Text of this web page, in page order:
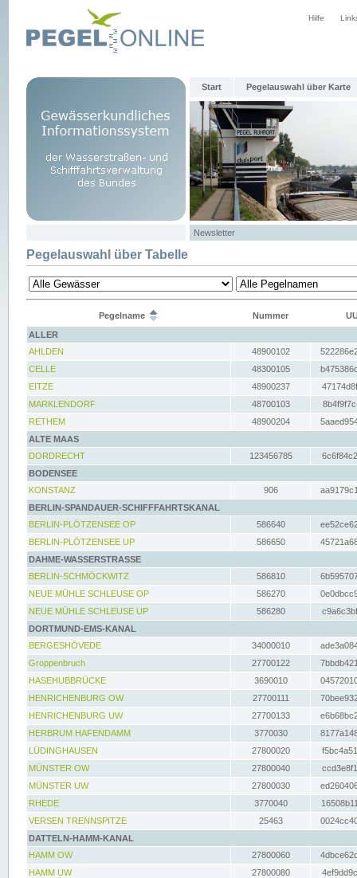
Hilfe
Start Pegelauswahl über Karte
Newsletter
Pegelauswahl über Tabelle
Pegelname Nummer
ALLER
AHLDEN
48900102
CELLE
48300105
EITZE
48900237
MARKLENDORF
48700103
RETHEM
48900204
ALTE MAAS
DORDRECHT
123456785
BODENSEE
KONSTANZ
906
BERLIN-SPANDAUER-SCHIFFFAHRTSKANAL
BERLIN-PLÖTZENSEE OP
586640
BERLIN-PLÖTZENSEE UP
586650
DAHME-WASSERSTRASSE
BERLIN-SCHMÖCKWITZ
586810
NEUE MÜHLE SCHLEUSE OP
586270
NEUE MÜHLE SCHLEUSE UP
586280
DORTMUND-EMS-KANAL
BERGESHÖVEDE
34000010
Groppenbruch
27700122
HASEHUBBRÜCKE
3690010
HENRICHENBURG OW
27700111
HENRICHENBURG UW
27700133
HERBRUM HAFENDAMM
3770030
LÜDINGHAUSEN
27800020
MÜNSTER OW
27800040
MÜNSTER UW
27800030
RHEDE
3770040
VERSEN TRENNSPITZE
25463
DATTELN-HAMM-KANAL
HAMM OW
27800060
HAMM UW
27800080